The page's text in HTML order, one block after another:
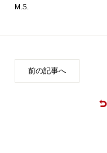
M.S.
前の記事へ